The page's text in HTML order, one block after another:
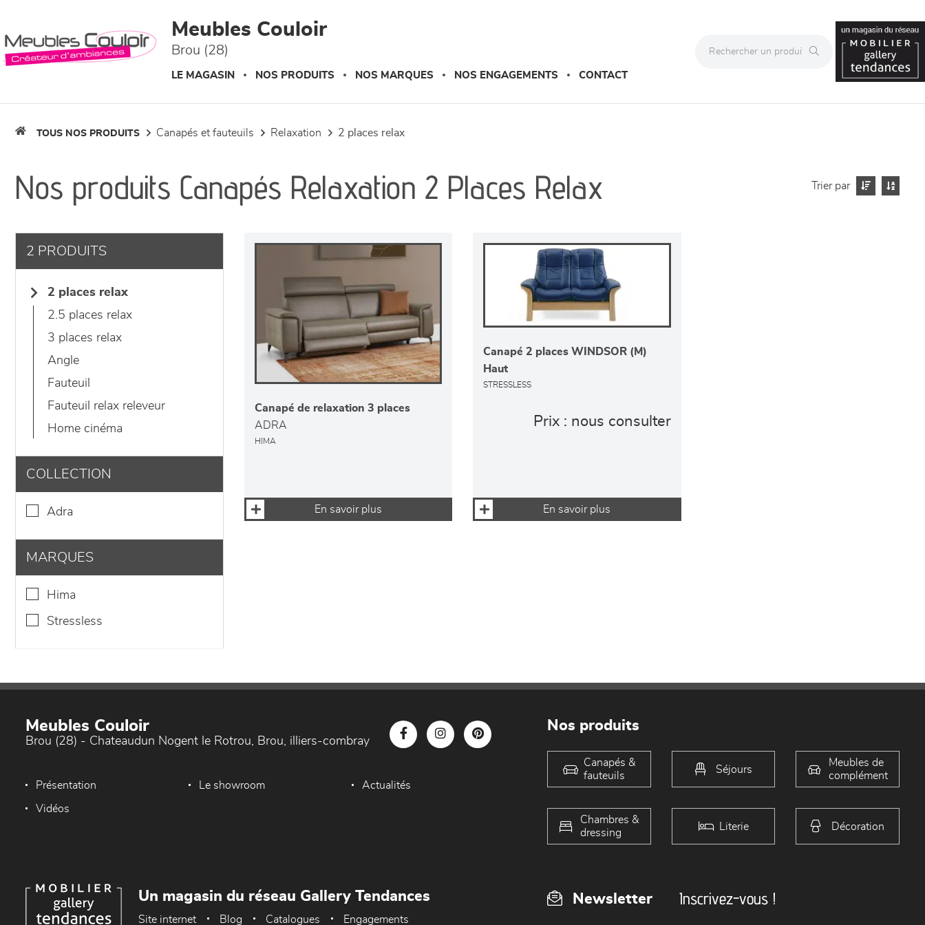
Meubles Couloir
Brou (28)
LE MAGASIN NOS PRODUITS NOS MARQUES NOS ENGAGEMENTS CONTACT
TOUS NOS PRODUITS canapés et fauteuils relaxation 2 places relax
Nos produits Canapés Relaxation 2 Places Relax Trier par
2 PRODUITS
2 places relax
2.5 places relax
3 places relax
angle
fauteuil
fauteuil relax releveur
home cinéma
COLLECTION
adra
MARQUES
hima
stressless
Canapé de relaxation 3 places
ADRA
HIMA
En savoir plus
Canapé 2 places WINDSOR (M)
Haut
STRESSLESS
Prix : nous consulter
En savoir plus
Meubles Couloir
Brou (28) - Chateaudun Nogent le Rotrou, Brou, illiers-combray
Présentation Le showroom Actualités
Vidéos
Nos produits
Canapés &
fauteuils
Séjours
Meubles de
complément
Chambres &
dressing
Literie Décoration
Newsletter Inscrivez-vous !
Un magasin du réseau Gallery Tendances
Site internet Blog Catalogues Engagements